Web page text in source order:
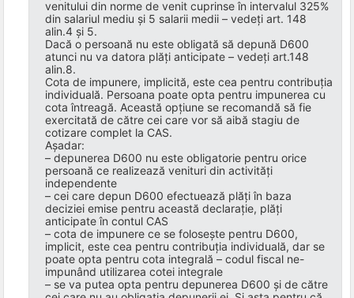
venitului din norme de venit cuprinse în intervalul 325%
din salariul mediu și 5 salarii medii – vedeți art. 148
alin.4 și 5.
Dacă o persoană nu este obligată să depună D600
atunci nu va datora plăți anticipate – vedeți art.148
alin.8.
Cota de impunere, implicită, este cea pentru contribuția
individuală. Persoana poate opta pentru impunerea cu
cota întreagă. Această opțiune se recomandă să fie
exercitată de către cei care vor să aibă stagiu de
cotizare complet la CAS.
Așadar:
– depunerea D600 nu este obligatorie pentru orice
persoană ce realizează venituri din activități
independente
– cei care depun D600 efectuează plăți în baza
deciziei emise pentru această declarație, plăți
anticipate în contul CAS
– cota de impunere ce se folosește pentru D600,
implicit, este cea pentru contribuția individuală, dar se
poate opta pentru cota integrală – codul fiscal ne-
impunând utilizarea cotei integrale
– se va putea opta pentru depunerea D600 și de către